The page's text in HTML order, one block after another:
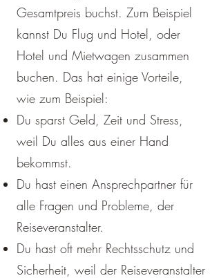
Gesamtpreis buchst. Zum Beispiel
kannst Du Flug und Hotel, oder
Hotel und Mietwagen zusammen
buchen. Das hat einige Vorteile,
wie zum Beispiel:
Du sparst Geld, Zeit und Stress,
weil Du alles aus einer Hand
bekommst.
Du hast einen Ansprechpartner für
alle Fragen und Probleme, der
Reiseveranstalter.
Du hast oft mehr Rechtsschutz und
Sicherheit, weil der Reiseveranstalter